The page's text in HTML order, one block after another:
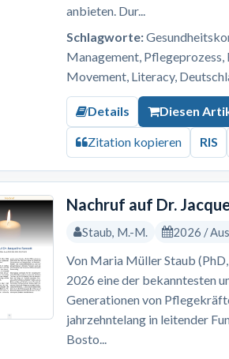
anbieten. Dur...
Schlagworte:
Management,
Movement, Literacy,
Details Diesen
Zitation kopieren RIS
Nachruf auf Dr.
Staub, M.-M. 2026 /
Von Maria Müller Staub
2026 eine der bekanntesten
Generationen von
jahrzehntelang in leitender
Bosto...